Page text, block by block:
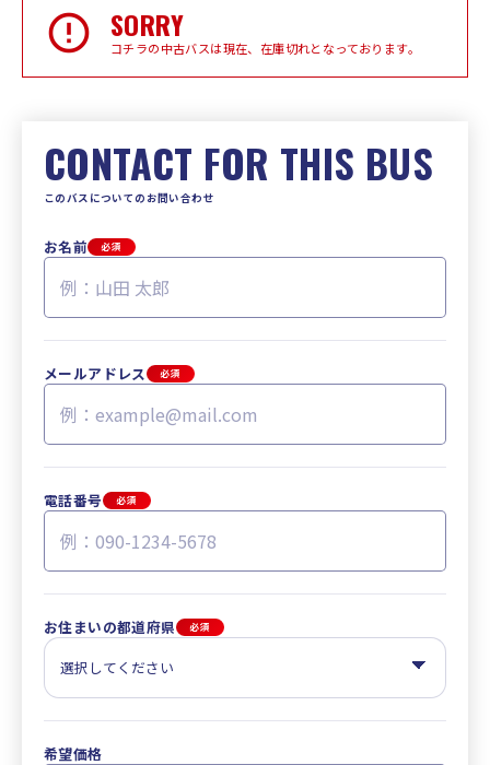
SORRY
コチラの中古バスは現在、在庫切れとなっております。
CONTACT FOR THIS BUS
このバスについてのお問い合わせ
お名前 必須
メールアドレス 必須
電話番号 必須
お住まいの都道府県 必須
希望価格